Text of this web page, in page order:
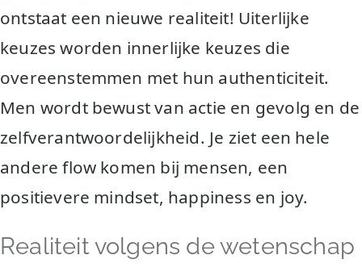
ontstaat een nieuwe realiteit! Uiterlijke
keuzes worden innerlijke keuzes die
overeenstemmen met hun authenticiteit.
Men wordt bewust van actie en gevolg en de
zelfverantwoordelijkheid. Je ziet een hele
andere flow komen bij mensen, een
positievere mindset, happiness en joy.
Realiteit volgens de wetenschap